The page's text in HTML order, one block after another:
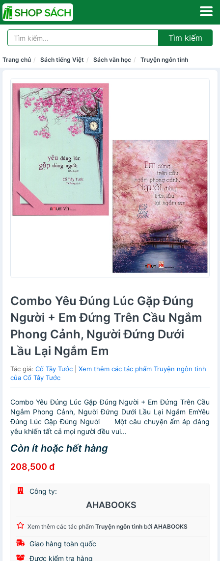
Tìm kiếm
Trang chủ Sách tiếng Việt Sách văn học Truyện ngôn tình
Combo Yêu Đúng Lúc Gặp Đúng
Người + Em Đứng Trên Cầu Ngắm
Phong Cảnh, Người Đứng Dưới
Lầu Lại Ngắm Em
Tác giả: Cố Tây Tước
Xem thêm các tác phẩm Truyện ngôn tình
của Cố Tây Tước
Combo Yêu Đúng Lúc Gặp Đúng Người + Em Đứng Trên Cầu
Ngắm Phong Cảnh, Người Đứng Dưới Lầu Lại Ngắm EmYêu
Đúng Lúc Gặp Đúng Người Một câu chuyện ấm áp đáng
yêu khiến tất cả mọi người đều vui...
Còn ít hoặc hết hàng
208,500 đ
Công ty:
AHABOOKS
Xem thêm các tác phẩm Truyện ngôn tình bởi AHABOOKS
Giao hàng toàn quốc
Được kiểm tra hàng